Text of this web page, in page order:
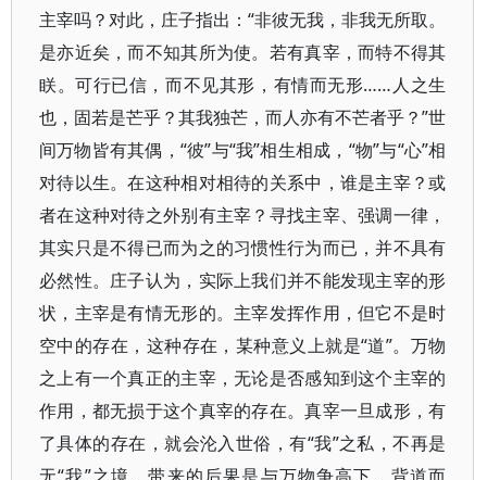
主宰吗？对此，庄子指出：“非彼无我，非我无所取。
是亦近矣，而不知其所为使。若有真宰，而特不得其
眹。可行已信，而不见其形，有情而无形……人之生
也，固若是芒乎？其我独芒，而人亦有不芒者乎？”世
间万物皆有其偶，“彼”与“我”相生相成，“物”与“心”相
对待以生。在这种相对相待的关系中，谁是主宰？或
者在这种对待之外别有主宰？寻找主宰、强调一律，
其实只是不得已而为之的习惯性行为而已，并不具有
必然性。庄子认为，实际上我们并不能发现主宰的形
状，主宰是有情无形的。主宰发挥作用，但它不是时
空中的存在，这种存在，某种意义上就是“道”。万物
之上有一个真正的主宰，无论是否感知到这个主宰的
作用，都无损于这个真宰的存在。真宰一旦成形，有
了具体的存在，就会沦入世俗，有“我”之私，不再是